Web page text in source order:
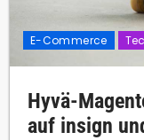
E-Commerce
Hyvä-
auf insign